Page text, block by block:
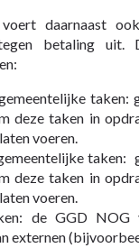
daarnaast
tegen betaling
taken:
deze taken in
voeren.
taken:
deze taken in
voeren.
de GGD
externen